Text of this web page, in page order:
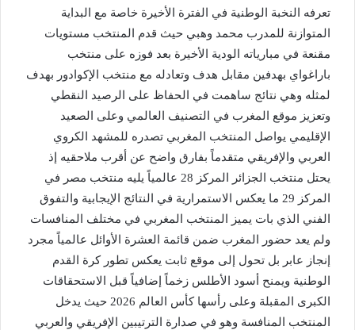
تعرفه النخبة الوطنية في الفترة الأخيرة خاصة مع البداية
المتوازنة للمدرب محمد وهبي حيث قدم المنتخب مستويات
مقنعة في مبارياته الودية الأخيرة بعد فوزه على منتخب
باراغواي بهدفين مقابل هدف وتعادله مع منتخب الإكوادور بهدف
لمثله وهي نتائج ساهمت في الحفاظ على الرصيد النقطي
وتعزيز موقع المغرب في التصنيف العالمي وعلى الصعيد
الإقليمي يواصل المنتخب المغربي تصدره للمشهد الكروي
العربي والإفريقي متقدماً بفارق واضح عن أقرب ملاحقيه إذ
يحتل منتخب الجزائر المركز 28 عالمياً يليه منتخب مصر في
المركز 29 ما يعكس الاستمرارية في النتائج الإيجابية والتفوق
الفني الذي بات يميز المنتخب المغربي في مختلف المنافسات
ولم يعد حضور المغرب ضمن قائمة العشرة الأوائل عالمياً مجرد
إنجاز عابر بل تحول إلى موقع ثابت يعكس تطور كرة القدم
الوطنية ويمنح أسود الأطلس زخماً إضافياً قبل الاستحقاقات
الكبرى المقبلة وعلى رأسها كأس العالم 2026 حيث يدخل
المنتخب المنافسة وهو في صدارة الترتيبين الإفريقي والعربي